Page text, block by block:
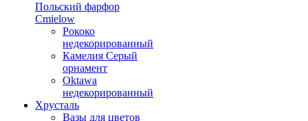
Польский фарфор
Сmielow
Рококо
недекорированный
Камелия Серый
орнамент
Oktawa
недекорированный
Хрусталь
Вазы для цветов